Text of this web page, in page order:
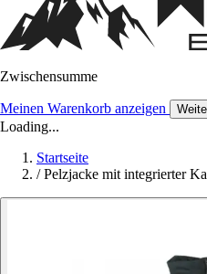
Zwischensumme
Meinen Warenkorb anzeigen
Loading...
Startseite
/ Pelzjacke mit integrierter